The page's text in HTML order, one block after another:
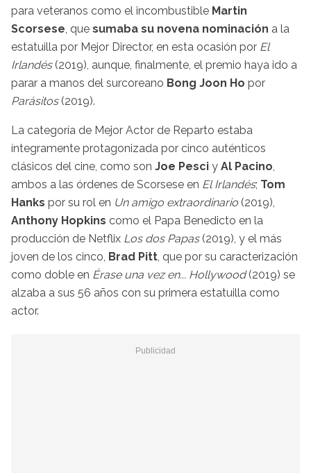
para veteranos como el incombustible Martin
Scorsese, que sumaba su novena nominación a la
estatuilla por Mejor Director, en esta ocasión por El
Irlandés(2019), aunque, finalmente, el premio haya ido a
parar a manos del surcoreano Bong Joon Ho por
Parásitos(2019).
La categoría de Mejor Actor de Reparto estaba
íntegramente protagonizada por cinco auténticos
clásicos del cine, como son Joe Pesci y Al Pacino,
ambos a las órdenes de Scorsese en El Irlandés; Tom
Hanks por su rol en Un amigo extraordinario (2019),
Anthony Hopkins como el Papa Benedicto en la
producción de Netflix Los dos Papas(2019), y el más
joven de los cinco, Brad Pitt, que por su caracterización
como doble en Érase una vez en... Hollywood(2019) se
alzaba a sus 56 años con su primera estatuilla como
actor.